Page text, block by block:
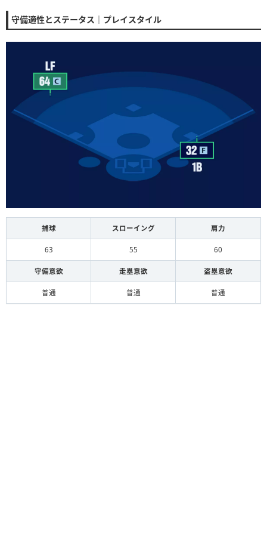
守備適性とステータス｜プレイスタイル
捕球 スローイング 肩力
63 55 60
守備意欲 走塁意欲 盗塁意欲
普通 普通 普通